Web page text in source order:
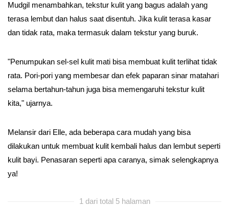
Mudgil menambahkan, tekstur kulit yang bagus adalah yang
terasa lembut dan halus saat disentuh. Jika kulit terasa kasar
dan tidak rata, maka termasuk dalam tekstur yang buruk.
"Penumpukan sel-sel kulit mati bisa membuat kulit terlihat tidak
rata. Pori-pori yang membesar dan efek paparan sinar matahari
selama bertahun-tahun juga bisa memengaruhi tekstur kulit
kita," ujarnya.
Melansir dari Elle, ada beberapa cara mudah yang bisa
dilakukan untuk membuat kulit kembali halus dan lembut seperti
kulit bayi. Penasaran seperti apa caranya, simak selengkapnya
ya!
1 dari total 5 halaman